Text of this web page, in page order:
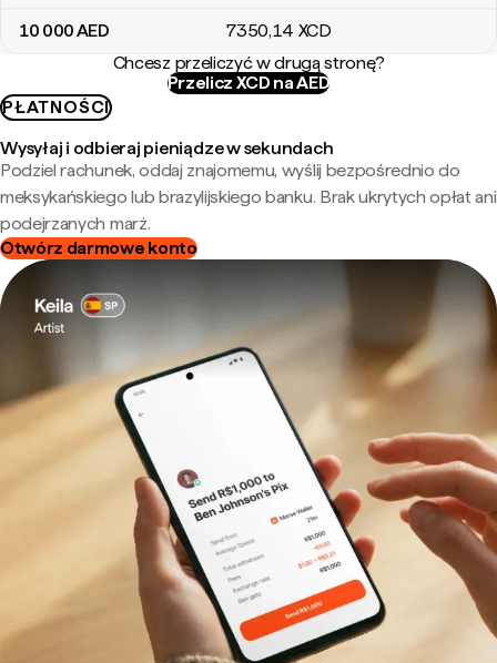
10 000AED 7350,14 XCD
Chcesz przeliczyć w drugą stronę?
Przelicz XCD na AED
PŁATNOŚCI
Wysyłaj i odbieraj pieniądze w sekundach
Podziel rachunek, oddaj znajomemu, wyślij bezpośrednio do
meksykańskiego lub brazylijskiego banku. Brak ukrytych opłat ani
podejrzanych marż.
Otwórz darmowe konto